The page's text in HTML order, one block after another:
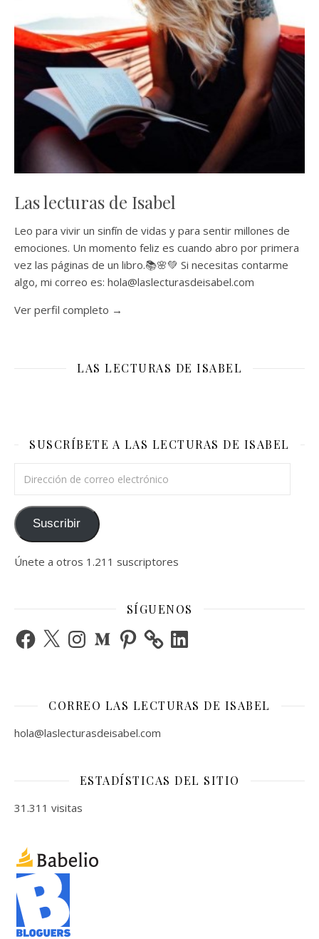
Las lecturas de Isabel
Leo para vivir un sinfín de vidas y para sentir millones de
emociones. Un momento feliz es cuando abro por primera
vez las páginas de un libro.📚🌸💚 Si necesitas contarme
algo, mi correo es: hola@laslecturasdeisabel.com
Ver perfil completo →
LAS LECTURAS DE ISABEL
SUSCRÍBETE A LAS LECTURAS DE ISABEL
Suscribir
Únete a otros 1.211 suscriptores
SÍGUENOS
Facebook
X InstagramMediumPinterest LinkedIn
CORREO LAS LECTURAS DE ISABEL
hola@laslecturasdeisabel.com
ESTADÍSTICAS DEL SITIO
31.311 visitas